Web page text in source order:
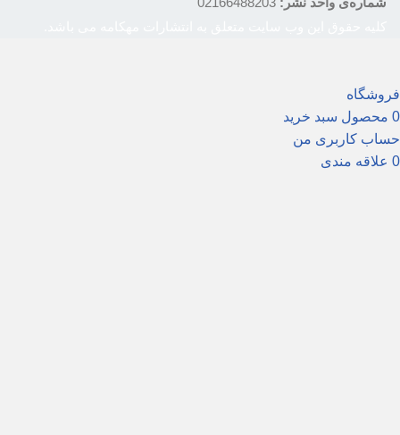
فروشگاه
0 محصول سبد خرید
حساب کاربری من
0 علاقه مندی